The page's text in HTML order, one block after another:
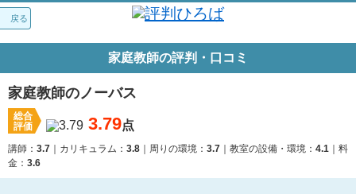
戻る
家庭教師の評判・口コミ
家庭教師のノーバス
総合
評価
3.79点
講師： 3.7 カリキュラム： 3.8 周りの環境： 3.7 教室の設備・環境： 4.1
料
金： 3.6